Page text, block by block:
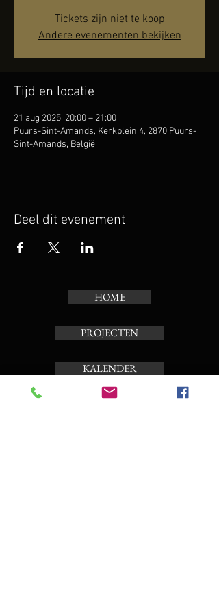
Tickets zijn niet te koop
Andere evenementen bekijken
Tijd en locatie
21 aug 2025, 20:00 – 21:00
Puurs-Sint-Amands, Kerkplein 4, 2870 Puurs-
Sint-Amands, België
Deel dit evenement
HOME
PROJECTEN
KALENDER